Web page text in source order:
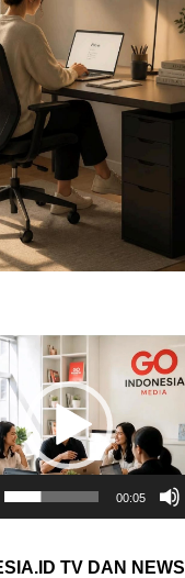
00:05
TV DAN NEWS